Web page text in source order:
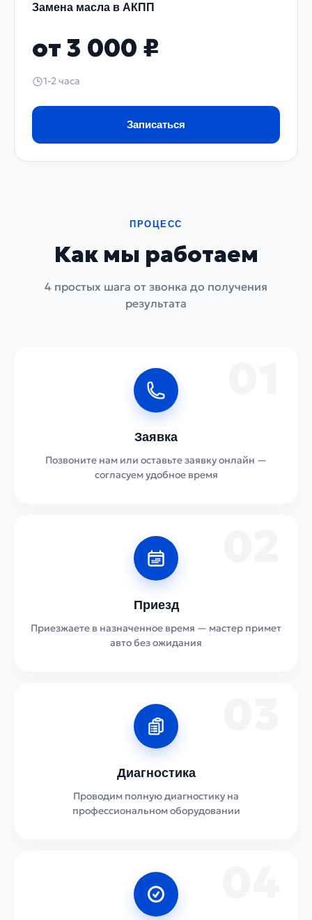
специалистам. Мы готовы помочь вам в решении
Замена масла в АКПП
от 3 000 ₽
1-2 часа
Записаться
ПРОЦЕСС
Как мы работаем
4 простых шага от звонка до получения
результата
Заявка
Позвоните нам или оставьте заявку онлайн —
согласуем удобное время
Приезд
Приезжаете в назначенное время — мастер примет
авто без ожидания
Диагностика
Проводим полную диагностику на
профессиональном оборудовании